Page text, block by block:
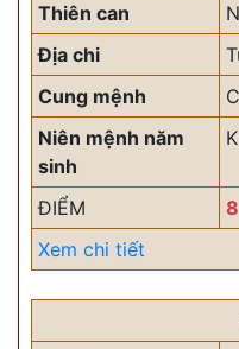
Thiên can
Địa chi
Cung mệnh
Niên mệnh năm
sinh
ĐIỂM
8
Xem chi tiết